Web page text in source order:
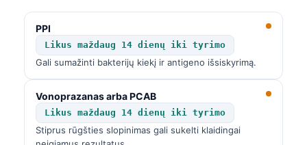
PPI
Likus maždaug 14 dienų iki tyrimo
Gali sumažinti bakterijų kiekį ir antigeno išsiskyrimą.
Vonoprazanas arba PCAB
Likus maždaug 14 dienų iki tyrimo
Stiprus rūgšties slopinimas gali sukelti klaidingai